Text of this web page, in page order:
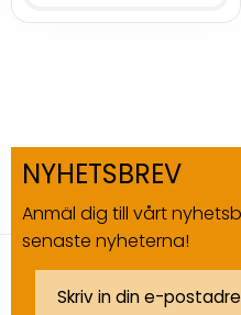
NYHETSBREV
Anmäl dig till vårt
senaste nyheterna!